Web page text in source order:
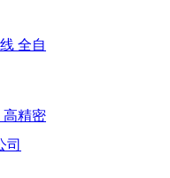
全自
高精密
司